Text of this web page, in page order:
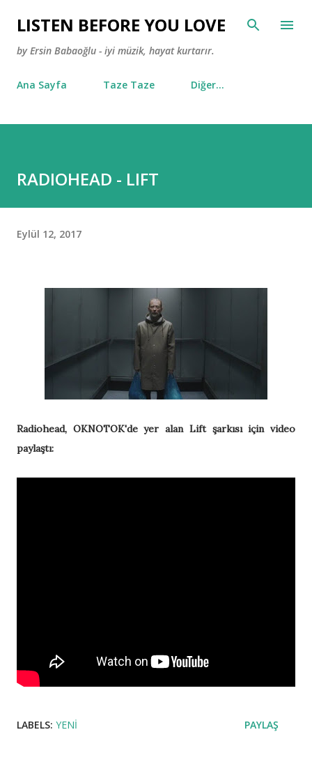
Ana içeriğe atla
LISTEN BEFORE YOU LOVE
by Ersin Babaoğlu - iyi müzik, hayat kurtarır.
Ana Sayfa Taze Taze Diğer…
RADIOHEAD - LIFT
Eylül 12, 2017
Radiohead, OKNOTOK'de yer alan Lift şarkısı için video
paylaştı:
LABELS: YENI PAYLAŞ